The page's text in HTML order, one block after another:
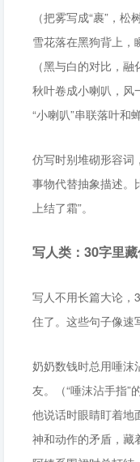
（把雾写成“裹”，松
雪花落在黑狗背上，
（黑与白的对比，融
秋叶卷成小喇叭，风
“小喇叭”串联落叶和
仿写时别堆砌形容词
事物代替抽象描述。
上结了霜”。
写人类：30字里
写人不用长篇大论，
住了。这些句子像速
奶奶数钱时总用唾沫
友。（“唾沫沾手指”
他说话时眼睛盯着地
神和动作的矛盾，藏